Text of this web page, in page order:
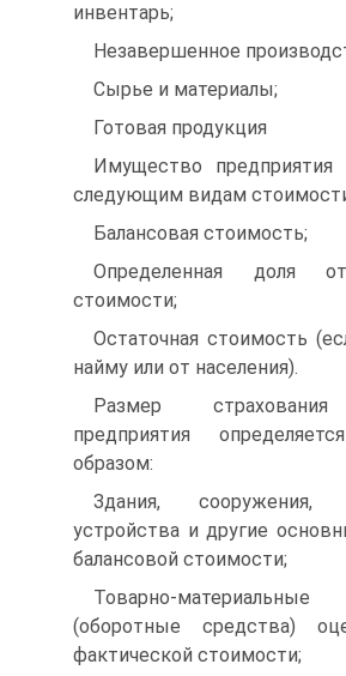
инвентарь;
Незавершенное
Сырье и материалы;
Готовая продукция
Имущество предприятия
следующим видам
Балансовая стоимость;
Определенная доля
стоимости;
Остаточная стоимость
найму или от населения).
Размер
предприятия
образом:
Здания, сооружения,
устройства и другие
балансовой стоимости;
Товарно-
(оборотные средства)
фактической стоимости;